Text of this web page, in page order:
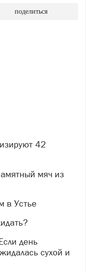
поделиться
в Устье
сухой и